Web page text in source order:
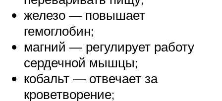
железо — повышает
гемоглобин;
магний — регулирует работу
сердечной мышцы;
кобальт — отвечает за
кроветворение;